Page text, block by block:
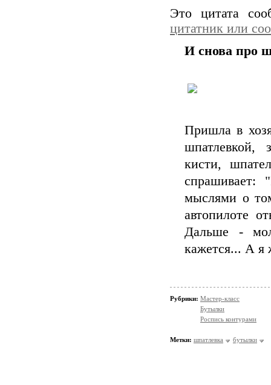
Это цитата
цитатник или
И снова про
Пришла в
шпатлевкой,
кисти,
спрашивает:
мыслями о
автопилоте
Дальше -
кажется... А я
Рубрики: Мастер-класс
Бутылки
Роспись контурами
Метки: шпатлевка бутылки